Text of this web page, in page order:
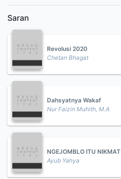
Saran
Revolusi 2020
Chetan Bhagat
Dahsyatnya Wakaf
Nur Faizin Muhith, M.A
NGEJOMBLO ITU NIKMAT
Ayub Yahya